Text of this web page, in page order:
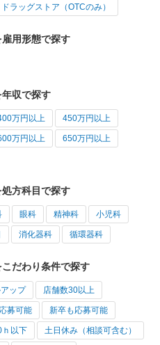
ドラッグストア（OTCのみ）
用形態で探す
収で探す
万円以上 450万円以上
万円以上 650万円以上
方科目で探す
眼科 精神科 小児科
消化器科 循環器科
だわり条件で探す
ップ 店舗数30以上
募可能 新卒も応募可能
ｈ以下 土日休み（相談可含む）